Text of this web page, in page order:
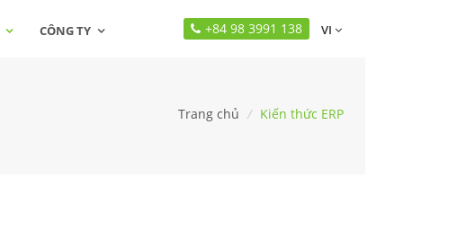
CÔNG TY +84 98 3991 138 VI
Trang chủ / Kiến thức ERP